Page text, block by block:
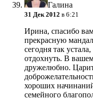
Галина
31 Дек 2012 в 6:21
Ирина, спасибо
прекрасную
сегодня так
отдохнуть. В
дружелюбно.
хороших
семейного